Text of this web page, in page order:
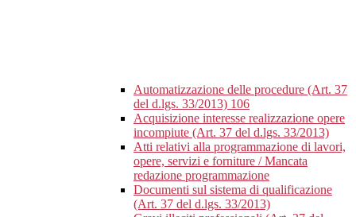
Automatizzazione delle procedure (Art. 37
del d.lgs. 33/2013) 106
Acquisizione interesse realizzazione opere
incompiute (Art. 37 del d.lgs. 33/2013)
Atti relativi alla programmazione di lavori,
opere, servizi e forniture / Mancata
redazione programmazione
Documenti sul sistema di qualificazione
(Art. 37 del d.lgs. 33/2013)